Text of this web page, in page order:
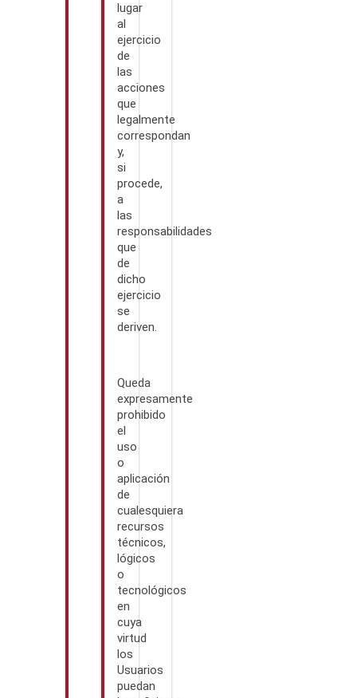
lugar
al
ejercicio
de
las
acciones
que
legalmente
correspondan
y,
si
procede,
a
las
responsabilidades
que
de
dicho
ejercicio
se
deriven.
Queda
expresamente
prohibido
el
uso
o
aplicación
de
cualesquiera
recursos
técnicos,
lógicos
o
tecnológicos
en
cuya
virtud
los
Usuarios
puedan